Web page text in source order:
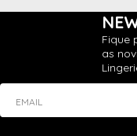
Fique
as
EMAIL